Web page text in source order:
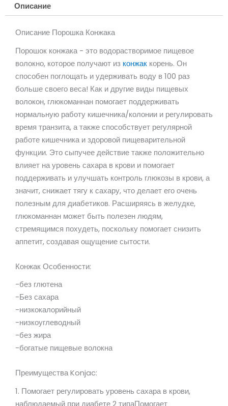
Описание
Описание Порошка Конжака
Порошок конжака - это водорастворимое пищевое
волокно, которое получают из конжак корень. Он
способен поглощать и удерживать воду в 100 раз
больше своего веса! Как и другие виды пищевых
волокон, глюкоманнан помогает поддерживать
нормальную работу кишечника/колонии и регулировать
время транзита, а также способствует регулярной
работе кишечника и здоровой пищеварительной
функции. Это сыпучее действие также положительно
влияет на уровень сахара в крови и помогает
поддерживать и улучшать контроль глюкозы в крови, а
значит, снижает тягу к сахару, что делает его очень
полезным для диабетиков. Расширяясь в желудке,
глюкоманнан может быть полезен людям,
стремящимся похудеть, поскольку помогает снизить
аппетит, создавая ощущение сытости.
Конжак Особенности:
-без глютена
-Без сахара
-низкокалорийный
-низкоуглеводный
-без жира
-богатые пищевые волокна
Преимущества Konjac:
1. Помогает регулировать уровень сахара в крови,
наблюдаемый при диабете 2 типаПомогает